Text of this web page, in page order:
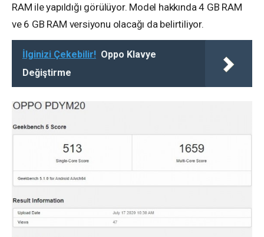
RAM ile yapıldığı görülüyor. Model hakkında 4 GB RAM
ve 6 GB RAM versiyonu olacağı da belirtiliyor.
İlginizi Çekebilir! Oppo Klavye
Değiştirme